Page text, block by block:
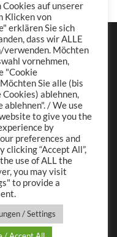
auf unserer
Klicken von
erklären Sie sich
dass wir ALLE
verwenden. Möchten
vornehmen,
"Cookie
Sie alle (bis
ablehnen,
ablehnen". / We use
to give you the
by
preferences and
clicking “Accept All”,
use of ALL the
you may visit
to provide a
/ Settings